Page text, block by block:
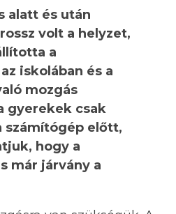
alatt és után
volt a helyzet,
a
iskolában és a
mozgás
gyerekek csak
számítógép előtt,
hogy a
már járvány a